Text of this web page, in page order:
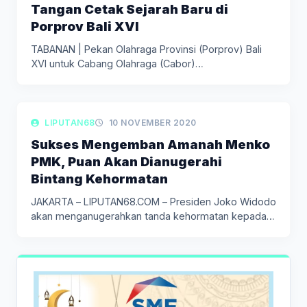
Tangan Cetak Sejarah Baru di
Porprov Bali XVI
TABANAN | Pekan Olahraga Provinsi (Porprov) Bali
XVI untuk Cabang Olahraga (Cabor)…
LIPUTAN BERITA
LIPUTAN68 10 NOVEMBER 2020
Sukses Mengemban Amanah Menko
PMK, Puan Akan Dianugerahi
Bintang Kehormatan
JAKARTA – LIPUTAN68.COM – Presiden Joko Widodo
akan menganugerahkan tanda kehormatan kepada…